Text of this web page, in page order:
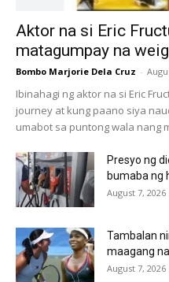
Aktor na si Eric
matagumpay na
Bombo Marjorie Dela Cruz -
Ibinahagi ng aktor na si Eric
journey at kung paano siya
umabot sa puntong wala nang
Presyo ng
bumaba ng
August 7,
Tambalan
maagang
August 7,